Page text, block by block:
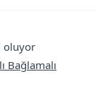
oluyor
Bağlamalı